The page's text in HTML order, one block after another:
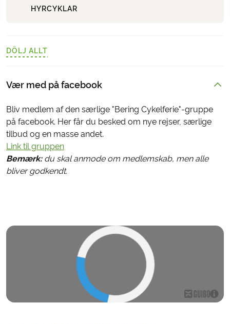
HYRCYKLAR
DÖLJ ALLT
Vær med på facebook
Bliv medlem af den særlige "Bering Cykelferie"-gruppe
på facebook. Her får du besked om nye rejser, særlige
tilbud og en masse andet.
Link til gruppen
Bemærk:du skal anmode om medlemskab, men alle
bliver godkendt.